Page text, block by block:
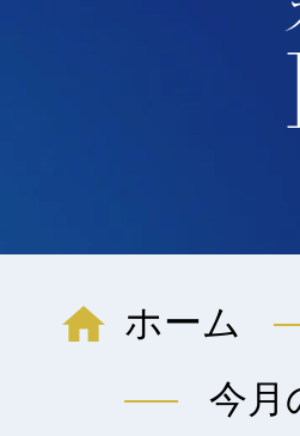
ホーム
今月